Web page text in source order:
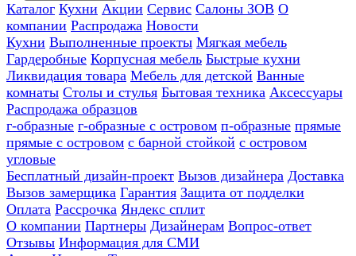
Каталог Кухни Акции Сервис Салоны ЗОВ О
компании Распродажа Новости
Кухни Выполненные проекты Мягкая мебель
Гардеробные Корпусная мебель Быстрые кухни
Ликвидация товара Мебель для детской Ванные
комнаты Столы и стулья Бытовая техника Аксессуары
Распродажа образцов
г-образные г-образные с островом п-образные прямые
прямые с островом с барной стойкой с островом
угловые
Бесплатный дизайн-проект Вызов дизайнера Доставка
Вызов замерщика Гарантия Защита от подделки
Оплата Рассрочка Яндекс сплит
О компании Партнеры Дизайнерам Вопрос-ответ
Отзывы Информация для СМИ